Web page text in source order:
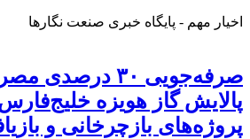
اخیار مهم - پایگاه خبری صنعت نگارها
صرفه‌جویی ۳۰
پالایش گاز هویزه
پروژه‌های بازچرخانی و